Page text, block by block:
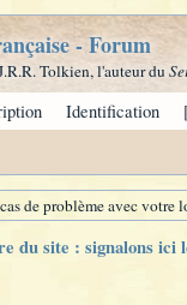
- Forum
Tolkien, l'auteur du
Identification
de problème avec
du site : signalons ici